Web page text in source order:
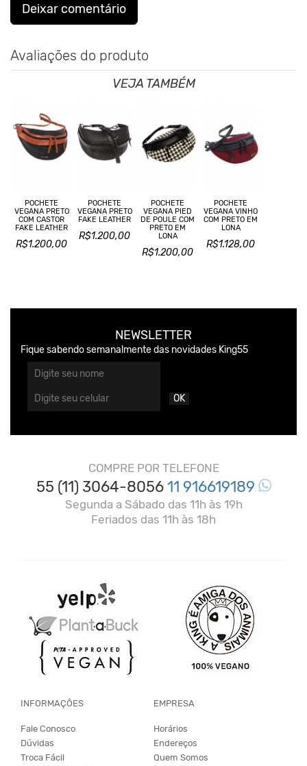
Deixar comentário
Avaliações do produto
VEJA TAMBÉM
POCHETE
VEGANA PRETO
COM CASTOR
FAKE LEATHER
R$1.200,00
POCHETE
VEGANA PRETO
FAKE LEATHER
R$1.200,00
POCHETE
VEGANA PIED
DE POULE COM
PRETO EM
LONA
R$1.200,00
POCHETE
VEGANA VINHO
COM PRETO EM
LONA
R$1.128,00
NEWSLETTER
Fique sabendo semanalmente das novidades King55
OK
COMPRE POR TELEFONE
55 (11) 3064-805611 916619189
Segunda a Sábado das 11h às 19h
Feriados das 11h às 18h
INFORMAÇÕES
Fale Conosco
Dúvidas
Troca Fácil
EMPRESA
Horários
Endereços
Quem Somos